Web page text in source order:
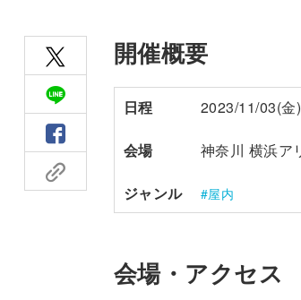
開催概要
日程 2023/11/03(金
会場 神奈川 横浜ア
ジャンル 屋内
会場・アクセス